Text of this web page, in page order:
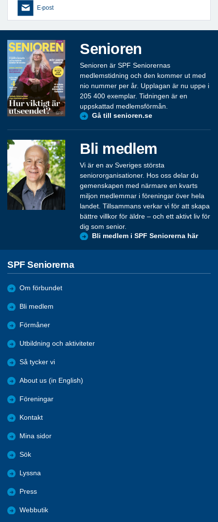
E-post
Senioren
Senioren är SPF Seniorernas
medlemstidning och den kommer ut med
nio nummer per år. Upplagan är nu uppe i
205 400 exemplar. Tidningen är en
uppskattad medlemsförmån.
Gå till senioren.se
Bli medlem
Vi är en av Sveriges största
seniororganisationer. Hos oss delar du
gemenskapen med närmare en kvarts
miljon medlemmar i föreningar över hela
landet. Tillsammans verkar vi för att skapa
bättre villkor för äldre – och ett aktivt liv för
dig som senior.
Bli medlem i SPF Seniorerna här
SPF Seniorerna
Om förbundet
Bli medlem
Förmåner
Utbildning och aktiviteter
Så tycker vi
About us (in English)
Föreningar
Kontakt
Mina sidor
Sök
Lyssna
Press
Webbutik